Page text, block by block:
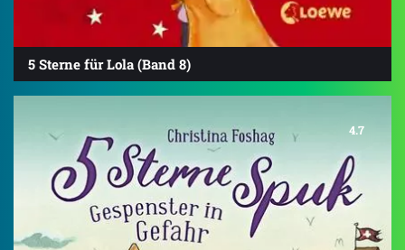
5 Sterne für Lola (Band 8)
4.7